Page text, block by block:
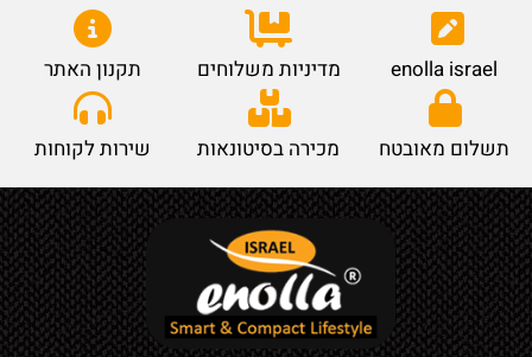
enolla israel מדיניות משלוחים תקנון האתר
תשלום מאובטח מכירה בסיטונאות שירות לקוחות